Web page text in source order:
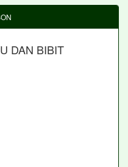
DAN BIBIT